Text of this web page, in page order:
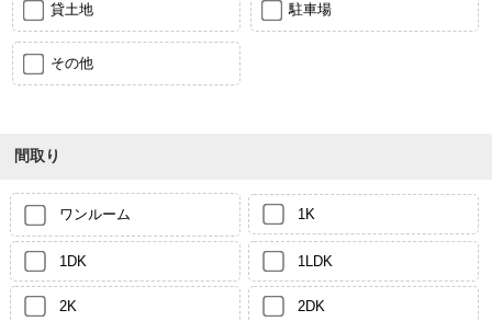
貸土地 駐車場
その他
間取り
ワンルーム 1K
1DK 1LDK
2K 2DK